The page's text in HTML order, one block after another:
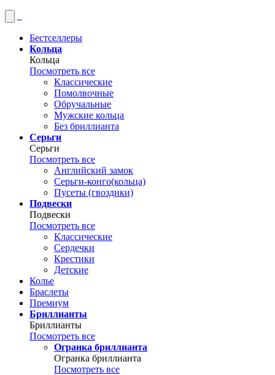
Бестселлеры
Кольца
Кольца
Посмотреть все
Классические
Помолвочные
Обручальные
Мужские кольца
Без бриллианта
Серьги
Серьги
Посмотреть все
Английский замок
Серьги-конго(кольца)
Пусеты (гвоздики)
Подвески
Подвески
Посмотреть все
Классические
Сердечки
Крестики
Детские
Колье
Браслеты
Премиум
Бриллианты
Бриллианты
Посмотреть все
Огранка бриллианта
Огранка бриллианта
Посмотреть все